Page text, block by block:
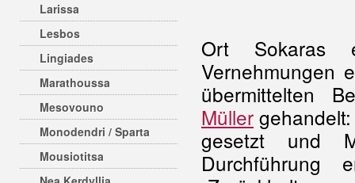
Larissa
Lesbos
Lingiades
Marathoussa
Mesovouno
Monodendri / Sparta
Mousiotitsa
Ort Sokaras
Vernehmungen
übermittelten
Müller
gesetzt und
Durchführung